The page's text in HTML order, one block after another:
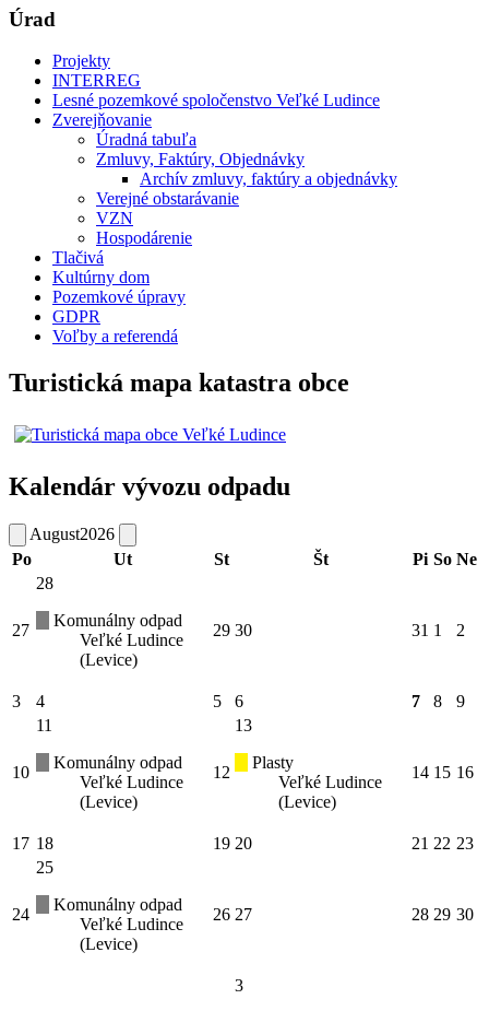
Úrad
Projekty
INTERREG
Lesné pozemkové spoločenstvo Veľké Ludince
Zverejňovanie
Úradná tabuľa
Zmluvy, Faktúry, Objednávky
Archív zmluvy, faktúry a objednávky
Verejné obstarávanie
VZN
Hospodárenie
Tlačivá
Kultúrny dom
Pozemkové úpravy
GDPR
Voľby a referendá
Turistická mapa katastra obce
Kalendár vývozu odpadu
August2026
Po
Ut St Št Pi So Ne
27
28
Komunálny odpad
Veľké Ludince
(Levice)
29 30 31 1 2
3 4 5 6 7 8 9
10
11
Komunálny odpad
Veľké Ludince
(Levice)
12
13
Plasty
Veľké Ludince
(Levice)
14 15 16
17 18 19 20 21 22 23
24
25
Komunálny odpad
Veľké Ludince
(Levice)
26 27 28 29 30
3